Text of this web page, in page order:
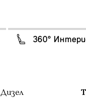
360°
Дизел